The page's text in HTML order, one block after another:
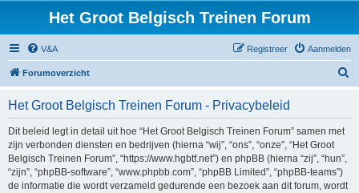
Het Groot Belgisch Treinen Forum
V&A Aanmelden
Registreer
Forumoverzicht
Het Groot Belgisch Treinen Forum - Privacybeleid
Dit beleid legt in detail uit hoe “Het Groot Belgisch Treinen Forum” samen met
zijn verbonden diensten en bedrijven (hierna “wij”, “ons”, “onze”, “Het Groot
Belgisch Treinen Forum”, “https://www.hgbtf.net”) en phpBB (hierna “zij”, “hun”,
“zijn”, “phpBB-software”, “www.phpbb.com”, “phpBB Limited”, “phpBB-teams”)
de informatie die wordt verzameld gedurende een bezoek aan dit forum, wordt